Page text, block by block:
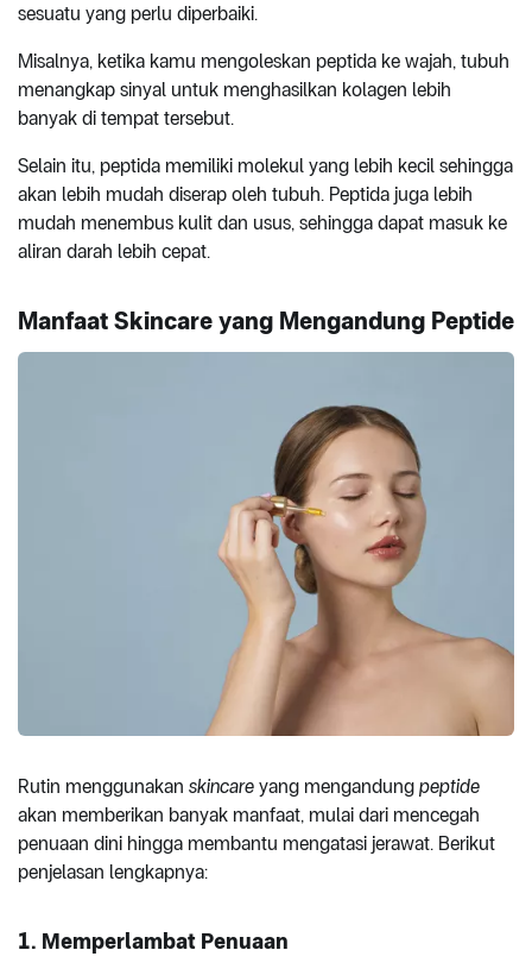
sesuatu yang perlu diperbaiki.
Misalnya, ketika kamu mengoleskan peptida ke wajah, tubuh
menangkap sinyal untuk menghasilkan kolagen lebih
banyak di tempat tersebut.
Selain itu, peptida memiliki molekul yang lebih kecil sehingga
akan lebih mudah diserap oleh tubuh. Peptida juga lebih
mudah menembus kulit dan usus, sehingga dapat masuk ke
aliran darah lebih cepat.
Manfaat Skincare yang Mengandung Peptide
Rutin menggunakan skincare yang mengandung peptide
akan memberikan banyak manfaat, mulai dari mencegah
penuaan dini hingga membantu mengatasi jerawat. Berikut
penjelasan lengkapnya:
1. Memperlambat Penuaan